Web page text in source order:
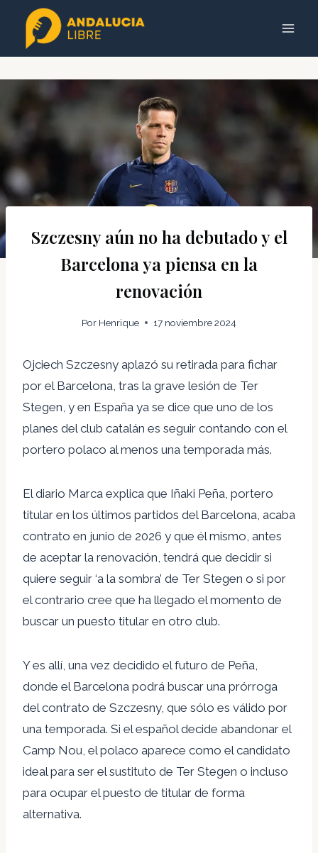
Saltar
contenido
Szczesny aún no ha debutado y el
Barcelona ya piensa en la
renovación
Por Henrique 17 noviembre 2024
Ojciech Szczesny aplazó su retirada para fichar
por el Barcelona, ​​tras la grave lesión de Ter
Stegen, y en España ya se dice que uno de los
planes del club catalán es seguir contando con el
portero polaco al menos una temporada más.
El diario Marca explica que Iñaki Peña, portero
titular en los últimos partidos del Barcelona, ​​acaba
contrato en junio de 2026 y que él mismo, antes
de aceptar la renovación, tendrá que decidir si
quiere seguir ‘a la sombra’ de Ter Stegen o si por
el contrario cree que ha llegado el momento de
buscar un puesto titular en otro club.
Y es allí, una vez decidido el futuro de Peña,
donde el Barcelona podrá buscar una prórroga
del contrato de Szczesny, que sólo es válido por
una temporada. Si el español decide abandonar el
Camp Nou, el polaco aparece como el candidato
ideal para ser el sustituto de Ter Stegen o incluso
para ocupar el puesto de titular de forma
alternativa.